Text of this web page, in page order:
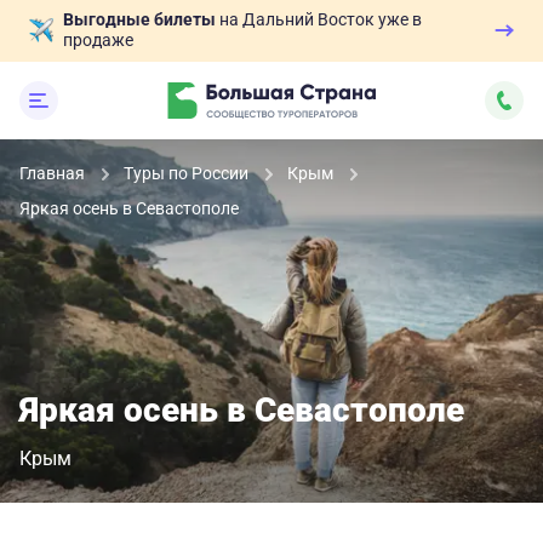
Выгодные билеты на Дальний Восток уже в
продаже
Главная Туры по России
Крым
Яркая осень в Севастополе
Яркая осень в Севастополе
Крым